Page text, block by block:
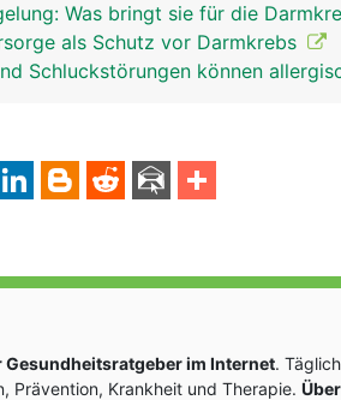
Was bringt sie für die
als Schutz vor Darmkrebs
Schluckstörungen können
im Internet.
Prävention, Krankheit und Therapie.